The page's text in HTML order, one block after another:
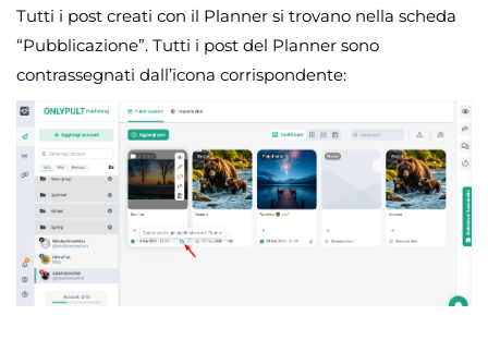
Tutti i post creati con il Planner si trovano nella scheda
“Pubblicazione”. Tutti i post del Planner sono
contrassegnati dall’icona corrispondente: